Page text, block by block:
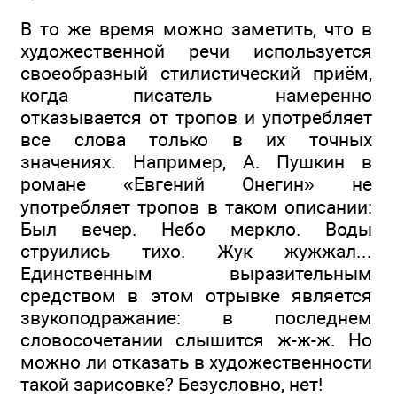
В то же время можно заметить, что в
художественной речи используется
своеобразный стилистический приём,
когда писатель намеренно
отказывается от тропов и употребляет
все слова только в их точных
значениях. Например, А. Пушкин в
романе «Евгений Онегин» не
употребляет тропов в таком описании:
Был вечер. Небо меркло. Воды
струились тихо. Жук жужжал...
Единственным выразительным
средством в этом отрывке является
звукоподражание: в последнем
словосочетании слышится ж-ж-ж. Но
можно ли отказать в художественности
такой зарисовке? Безусловно, нет!